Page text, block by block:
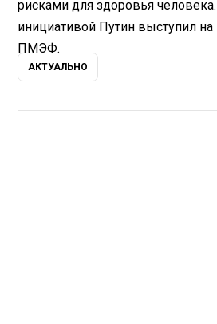
рисками для здоровья
инициативой Путин выступил
ПМЭФ.
АКТУАЛЬНО